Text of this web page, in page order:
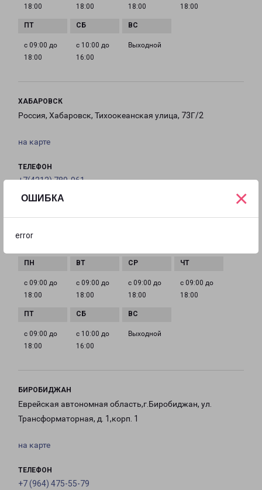
ОШИБКА
error
×
18:00
18:00
18:00
18:00
с 09:00 до
18:00
с 10:00 до
16:00
Выходной
ХАБАРОВСК
Россия, Хабаровск, Тихоокеанская улица, 73Г/2
на карте
ТЕЛЕФОН
+7(4212) 789-961
habarovsk@pecom.ru
с 09:00 до
18:00
с 09:00 до
18:00
с 09:00 до
18:00
с 09:00 до
18:00
с 09:00 до
18:00
с 10:00 до
16:00
Выходной
БИРОБИДЖАН
Еврейская автономная область,г.Биробиджан, ул.
Трансформаторная, д. 1,корп. 1
на карте
ТЕЛЕФОН
+7 (964) 475-55-79